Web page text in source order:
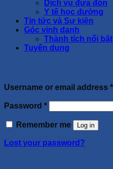
Dịch vụ đưa đón
Y tế học đường
Tin tức và Sự kiện
Góc vinh danh
Thành tích nổi bật
Tuyển dụng
Username or email address *
Password *
Remember me Log in
Lost your password?